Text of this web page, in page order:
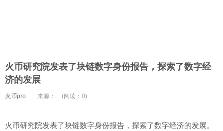
火币研究院发表了块链数字身份报告，探索了数字经
济的发展
火币pro 来源： (阅读：0)
火币研究院发表了块链数字身份报告，探索了数字经济的发展。